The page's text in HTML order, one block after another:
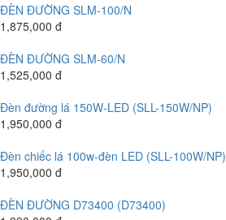
ĐÈN ĐƯỜNG SLM-100/N
1,875,000 đ
ĐÈN ĐƯỜNG SLM-60/N
1,525,000 đ
Đèn đường lá 150W-LED (SLL-150W/NP)
1,950,000 đ
Đèn chiếc lá 100w-đèn LED (SLL-100W/NP)
1,950,000 đ
ĐÈN ĐƯỜNG D73400 (D73400)